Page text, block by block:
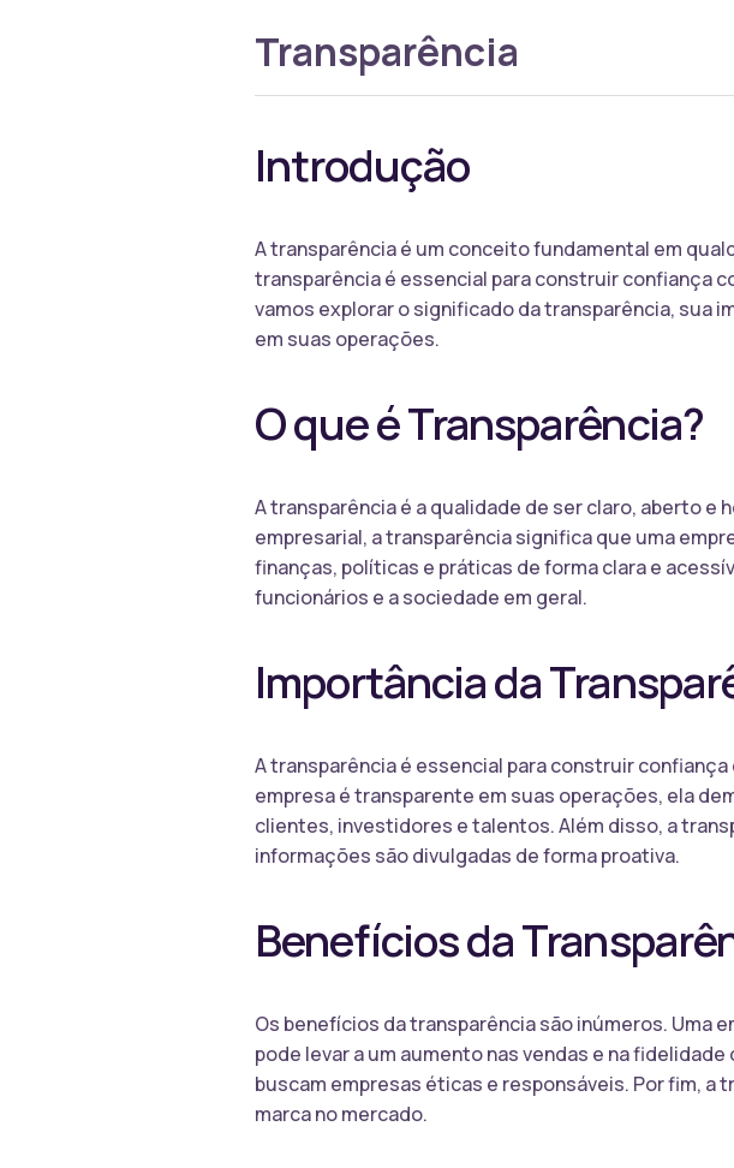
Transparência
Introdução
A transparência é um conceito fundamental em
transparência é essencial para construir confiança
vamos explorar o significado da transparência, sua
em suas operações.
O que é Transparência?
A transparência é a qualidade de ser claro, aberto
empresarial, a transparência significa que uma
finanças, políticas e práticas de forma clara e
funcionários e a sociedade em geral.
Importância da
A transparência é essencial para construir
empresa é transparente em suas operações, ela
clientes, investidores e talentos. Além disso, a
informações são divulgadas de forma proativa.
Benefícios da
Os benefícios da transparência são inúmeros. Uma
pode levar a um aumento nas vendas e na
buscam empresas éticas e responsáveis. Por fim,
marca no mercado.